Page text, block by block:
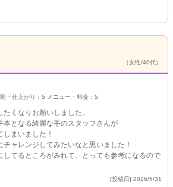
（女性/40代）
・仕上がり： 5 メニュー・料金： 5
くなりお願いしました。
本となる綺麗な手のスタッフさんが
まいました！
ャレンジしてみたいなと思いました！
してるところがみれて、とっても参考になるので
[投稿日] 2026/5/31